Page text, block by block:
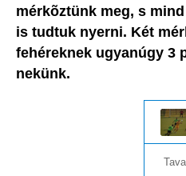
mérkõztünk meg, s
is tudtuk nyerni. Két
fehéreknek ugyanúgy 3
nekünk.